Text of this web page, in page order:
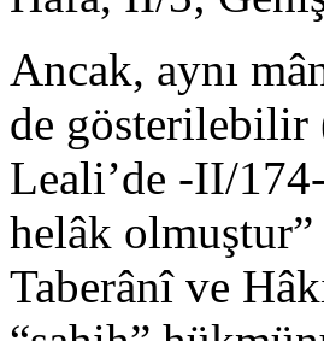
Ancak, aynı
de gösterilebilir
Leali’de -II/
helâk
Taberânî ve